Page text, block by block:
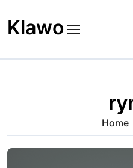
to
content
Klawo
Home